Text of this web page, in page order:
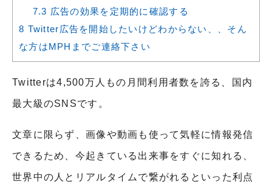
7.3 広告の効果を定期的に確認する
8 Twitter広告を開始したいけどわからない、、そん
な方はMPHまでご連絡下さい
Twitterは4,500万人もの月間利用者数を誇る、国内
最大級のSNSです。
文章に限らず、画像や動画も使って気軽に情報発信
できるため、今起きている出来事をすぐに知れる、
世界中の人とリアルタイムで繋がれるといった利点